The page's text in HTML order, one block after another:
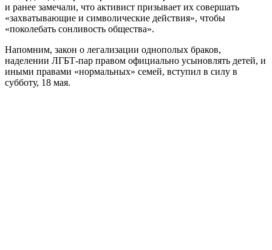
и ранее замечали, что активист призывает их совершать
«захватывающие и символические действия», чтобы
«поколебать сонливость общества».
Напомним, закон о легализации однополых браков,
наделении ЛГБТ-пар правом официально усыновлять детей, и
иными правами «нормальных» семей, вступил в силу в
субботу, 18 мая.